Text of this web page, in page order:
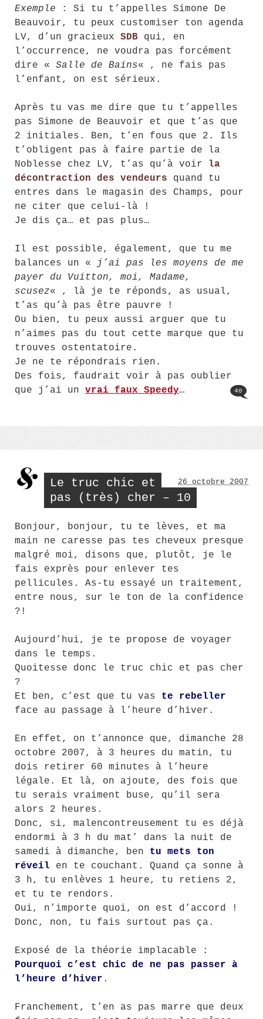
Exemple : Si tu t’appelles Simone De
Beauvoir, tu peux customiser ton agenda
LV, d’un gracieux SDB qui, en
l’occurrence, ne voudra pas forcément
dire « Salle de Bains« , ne fais pas
l’enfant, on est sérieux.
Après tu vas me dire que tu t’appelles
pas Simone de Beauvoir et que t’as que
2 initiales. Ben, t’en fous que 2. Ils
t’obligent pas à faire partie de la
Noblesse chez LV, t’as qu’à voir la
décontraction des vendeurs quand tu
entres dans le magasin des Champs, pour
ne citer que celui-là !
Je dis ça… et pas plus…
Il est possible, également, que tu me
balances un «
j’ai pas les moyens de me
payer du Vuitton, moi, Madame,
scusez« , là je te réponds, as usual,
t’as qu’à pas être pauvre !
Ou bien, tu peux aussi arguer que tu
n’aimes pas du tout cette marque que tu
trouves ostentatoire.
Je ne te répondrais rien.
Des fois, faudrait voir à pas oublier
que j’ai un vrai faux Speedy… 40
Le truc chic et
pas (très) cher – 10
26 octobre 2007
Bonjour, bonjour, tu te lèves, et ma
main ne caresse pas tes cheveux presque
malgré moi, disons que, plutôt, je le
fais exprès pour enlever tes
pellicules. As-tu essayé un traitement,
entre nous, sur le ton de la confidence
?!
Aujourd’hui, je te propose de voyager
dans le temps.
Quoitesse donc le truc chic et pas cher
?
Et ben, c’est que tu vas te rebeller
face au passage à l’heure d’hiver.
En effet, on t’annonce que, dimanche 28
octobre 2007, à 3 heures du matin, tu
dois retirer 60 minutes à l’heure
légale. Et là, on ajoute, des fois que
tu serais vraiment buse, qu’il sera
alors 2 heures.
Donc, si, malencontreusement tu es déjà
endormi à 3 h du mat’ dans la nuit de
samedi à dimanche, ben tu mets ton
réveil en te couchant. Quand ça sonne à
3 h, tu enlèves 1 heure, tu retiens 2,
et tu te rendors.
Oui, n’importe quoi, on est d’accord !
Donc, non, tu fais surtout pas ça.
Exposé de la théorie implacable :
Pourquoi c’est chic de ne pas passer à
l’heure d’hiver .
Franchement, t’en as pas marre que deux